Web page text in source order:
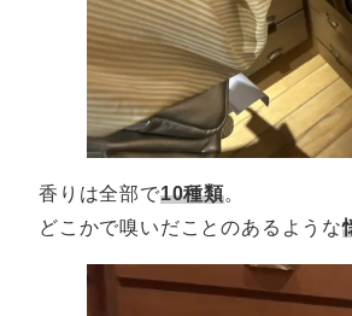
香りは全部で10種類。
どこかで嗅いだことのあるような